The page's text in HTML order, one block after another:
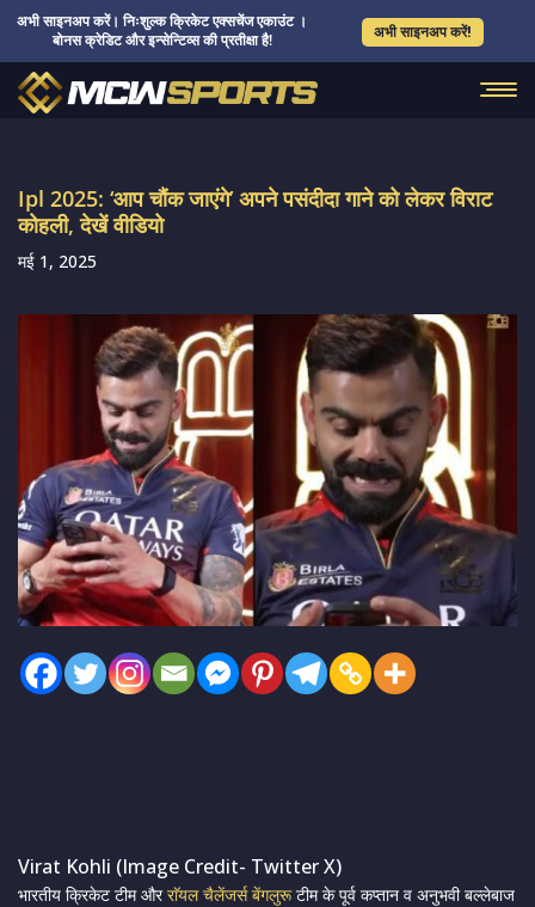
अभी साइनअप करें। निःशुल्क क्रिकेट एक्सचेंज एकाउंट ।
बोनस क्रेडिट और इन्सेन्टिव्स की प्रतीक्षा है!
अभी साइनअप करें!
Ipl 2025: ‘आप चौंक जाएंगे’ अपने पसंदीदा गाने को लेकर विराट
कोहली, देखें वीडियो
मई 1, 2025
Virat Kohli (Image Credit- Twitter X)
भारतीय क्रिकेट टीम औरराॅयल चैलेंजर्स बेंगलुरूटीम के पूर्व कप्तान व अनुभवी बल्लेबाज